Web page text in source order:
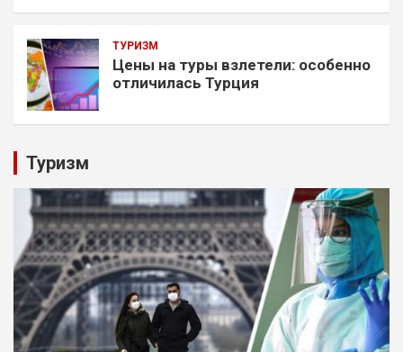
ТУРИЗМ
Цены на туры взлетели: особенно
отличилась Турция
Туризм